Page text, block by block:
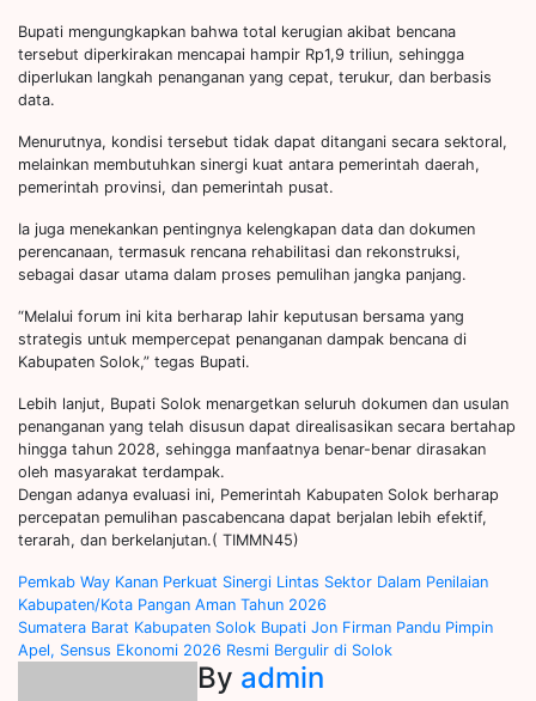
Bupati mengungkapkan bahwa total kerugian akibat bencana
tersebut diperkirakan mencapai hampir Rp1,9 triliun, sehingga
diperlukan langkah penanganan yang cepat, terukur, dan berbasis
data.
Menurutnya, kondisi tersebut tidak dapat ditangani secara sektoral,
melainkan membutuhkan sinergi kuat antara pemerintah daerah,
pemerintah provinsi, dan pemerintah pusat.
Ia juga menekankan pentingnya kelengkapan data dan dokumen
perencanaan, termasuk rencana rehabilitasi dan rekonstruksi,
sebagai dasar utama dalam proses pemulihan jangka panjang.
“Melalui forum ini kita berharap lahir keputusan bersama yang
strategis untuk mempercepat penanganan dampak bencana di
Kabupaten Solok,” tegas Bupati.
Lebih lanjut, Bupati Solok menargetkan seluruh dokumen dan usulan
penanganan yang telah disusun dapat direalisasikan secara bertahap
hingga tahun 2028, sehingga manfaatnya benar-benar dirasakan
oleh masyarakat terdampak.
Dengan adanya evaluasi ini, Pemerintah Kabupaten Solok berharap
percepatan pemulihan pascabencana dapat berjalan lebih efektif,
terarah, dan berkelanjutan.( TIMMN45)
Post
navigation
Pemkab Way Kanan Perkuat Sinergi Lintas Sektor Dalam Penilaian
Kabupaten/Kota Pangan Aman Tahun 2026
Sumatera Barat Kabupaten Solok Bupati Jon Firman Pandu Pimpin
Apel, Sensus Ekonomi 2026 Resmi Bergulir di Solok
By admin